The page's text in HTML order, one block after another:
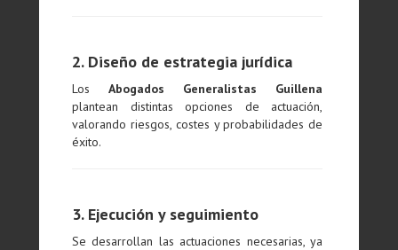
2. Diseño de estrategia jurídica
LosAbogados Generalistas Guillena
plantean distintas opciones de actuación,
valorando riesgos, costes y probabilidades de
éxito.
3. Ejecución y seguimiento
Se desarrollan las actuaciones necesarias, ya